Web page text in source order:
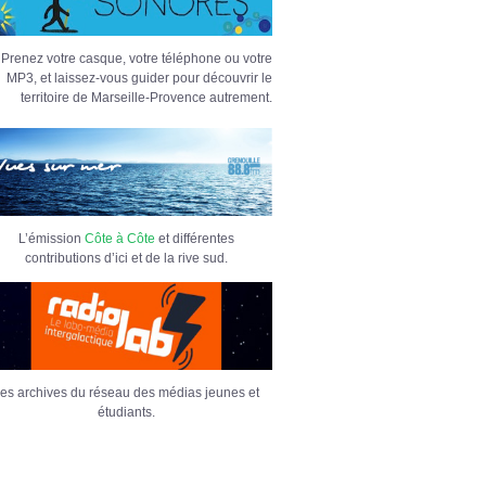
Prenez votre casque, votre téléphone ou votre
MP3, et laissez-vous guider pour découvrir le
territoire de Marseille-Provence autrement.
L’émission Côte à Côte et différentes
contributions d’ici et de la rive sud.
archives du réseau des médias jeunes et
étudiants.